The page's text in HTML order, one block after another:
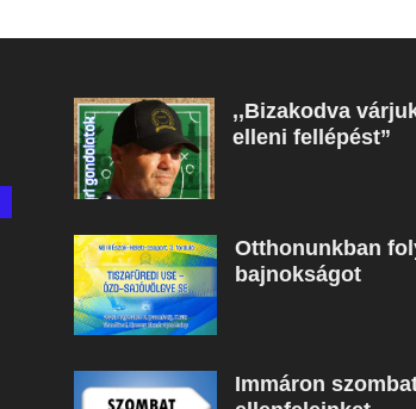
,,Bizakodva
elleni fellépést”
Otthonunkban
bajnokságot
Immáron